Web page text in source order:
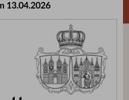
13.04.2026